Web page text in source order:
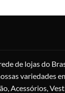
página
do
de lojas do
variedades
Acessórios,